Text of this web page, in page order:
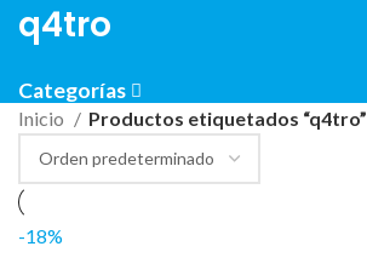
q4tro
Categorías
Inicio Productos etiquetados “q4tro”
-18%